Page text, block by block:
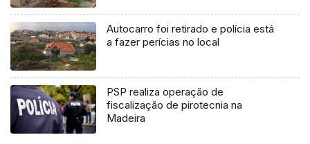
Autocarro foi retirado e polícia está
a fazer perícias no local
PSP realiza operação de
fiscalização de pirotecnia na
Madeira